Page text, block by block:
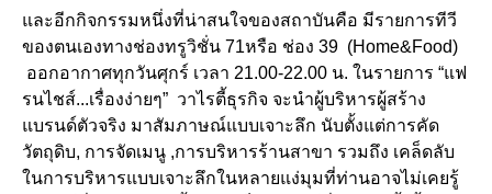
และอีกกิจกรรมหนึ่งที่น่าสนใจของสถาบันคือ มีรายการทีวี
ของตนเองทางช่องทรูวิชั่น 71หรือ ช่อง 39 (Home&Food)
ออกอากาศทุกวันศุกร์ เวลา 21.00-22.00 น. ในรายการ “แฟ
รนไชส์...เรื่องง่ายๆ” วาไรตี้ธุรกิจ จะนำผู้บริหารผู้สร้าง
แบรนด์ตัวจริง มาสัมภาษณ์แบบเจาะลึก นับตั้งแต่การคัด
วัตถุดิบ, การจัดเมนู ,การบริหารร้านสาขา รวมถึง เคล็ดลับ
ในการบริหารแบบเจาะลึกในหลายแง่มุมที่ท่านอาจไม่เคยรู้